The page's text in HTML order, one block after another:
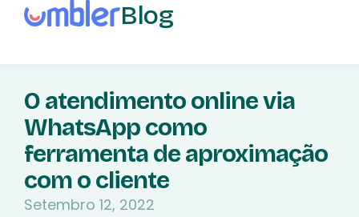
Blog
O atendimento online via
WhatsApp como
ferramenta de aproximação
com o cliente
Setembro 12, 2022